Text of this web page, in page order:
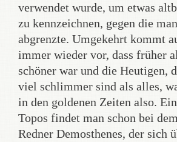
verwendet wurde, um etwas
zu kennzeichnen, gegen die
abgrenzte. Umgekehrt kommt
immer wieder vor, dass früher
schöner war und die Heutigen,
viel schlimmer sind als alles,
in den goldenen Zeiten also.
Topos findet man schon bei
Redner Demosthenes, der sich